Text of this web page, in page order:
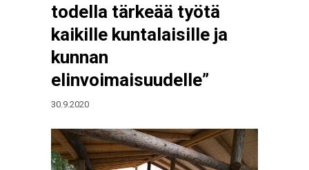
todella tärkeää työtä
kaikille kuntalaisille ja
kunnan
elinvoimaisuudelle”
30.9.2020